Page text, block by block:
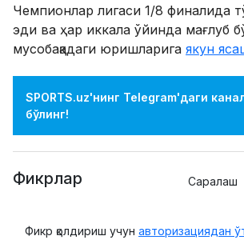
Чемпионлар лигаси 1/8 финалида
эди ва ҳар иккала ўйинда мағлуб
мусобақадаги юришларига якун
SPORTS.uz'нинг Telegram'даги
бўлинг!
Фикрлар Саралаш
Фикр қолдириш учун авторизациядан